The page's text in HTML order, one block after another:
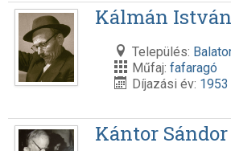
Kálmán István
Település:
Műfaj: fafaragó
Díjazási év: 1953
Kántor Sándor